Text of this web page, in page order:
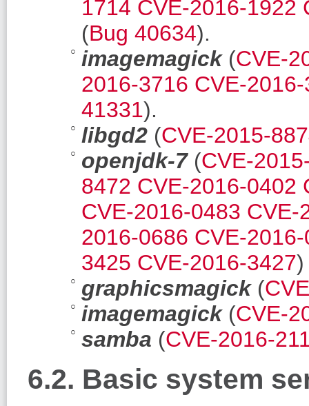
1714 CVE-2016-1922
(Bug 40634).
imagemagick(CVE-
2016-3716 CVE-
41331).
libgd2 (CVE-2015-
openjdk-7(CVE-
8472 CVE-2016-0402
CVE-2016-0483 CVE-
2016-0686 CVE-
3425 CVE-2016-3427)
graphicsmagick(
imagemagick(CVE-
samba (CVE-2016-
6.2. Basic system